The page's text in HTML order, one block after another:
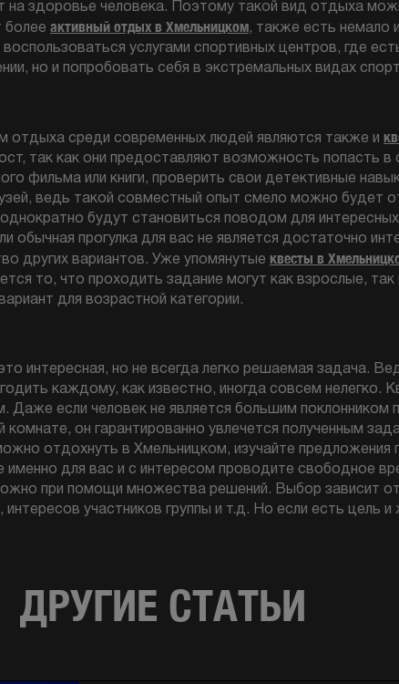
на здоровье человека. Поэтому такой вид отдыха
более активный отдых в Хмельницком, также есть немало
услугами спортивных центров, где
но и попробовать себя в экстремальных видах
отдыха среди современных людей являются также и
так как они предоставляют возможность попасть в
фильма или книги, проверить свои детективные
ведь такой совместный опыт смело можно будет
будут становиться поводом для
обычная прогулка для вас не является достаточно
других вариантов. Уже упомянутые квесты в
то, что проходить задание могут как взрослые, так
для возрастной категории.
интересная, но не всегда легко решаемая задача.
каждому, как известно, иногда совсем нелегко.
Даже если человек не является большим поклонником
комнате, он гарантированно увлечется полученным
отдохнуть в Хмельницком, изучайте предложения
именно для вас и с интересом проводите свободное
при помощи множества решений. Выбор зависит от
интересов участников группы и т.д. Но если есть цель
ДРУГИЕ СТАТЬИ